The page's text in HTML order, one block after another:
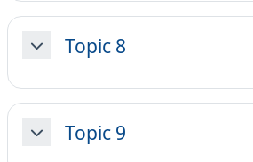
MinimizzaTopic 8
MinimizzaTopic 9